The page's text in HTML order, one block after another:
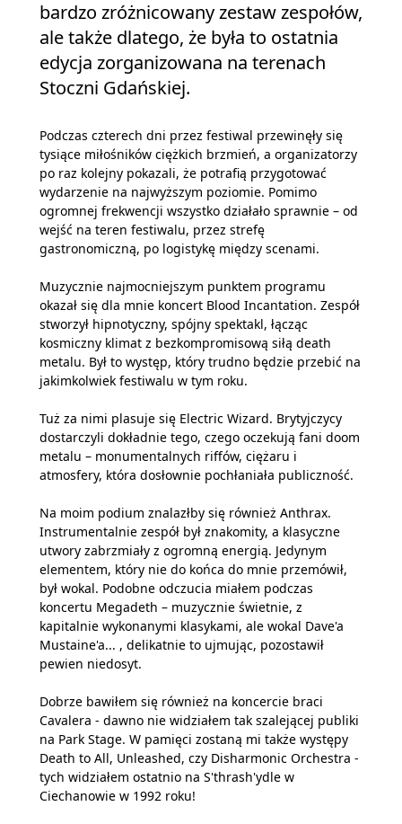
bardzo zróżnicowany zestaw zespołów,
ale także dlatego, że była to ostatnia
edycja zorganizowana na terenach
Stoczni Gdańskiej.
Podczas czterech dni przez festiwal przewinęły się
tysiące miłośników ciężkich brzmień, a organizatorzy
po raz kolejny pokazali, że potrafią przygotować
wydarzenie na najwyższym poziomie. Pomimo
ogromnej frekwencji wszystko działało sprawnie – od
wejść na teren festiwalu, przez strefę
gastronomiczną, po logistykę między scenami.
Muzycznie najmocniejszym punktem programu
okazał się dla mnie koncert Blood Incantation. Zespół
stworzył hipnotyczny, spójny spektakl, łącząc
kosmiczny klimat z bezkompromisową siłą death
metalu. Był to występ, który trudno będzie przebić na
jakimkolwiek festiwalu w tym roku.
Tuż za nimi plasuje się Electric Wizard. Brytyjczycy
dostarczyli dokładnie tego, czego oczekują fani doom
metalu – monumentalnych riffów, ciężaru i
atmosfery, która dosłownie pochłaniała publiczność.
Na moim podium znalazłby się również Anthrax.
Instrumentalnie zespół był znakomity, a klasyczne
utwory zabrzmiały z ogromną energią. Jedynym
elementem, który nie do końca do mnie przemówił,
był wokal. Podobne odczucia miałem podczas
koncertu Megadeth – muzycznie świetnie, z
kapitalnie wykonanymi klasykami, ale wokal Dave'a
Mustaine'a... , delikatnie to ujmując, pozostawił
pewien niedosyt.
Dobrze bawiłem się również na koncercie braci
Cavalera - dawno nie widziałem tak szalejącej publiki
na Park Stage. W pamięci zostaną mi także występy
Death to All, Unleashed, czy Disharmonic Orchestra -
tych widziałem ostatnio na S'thrash'ydle w
Ciechanowie w 1992 roku!